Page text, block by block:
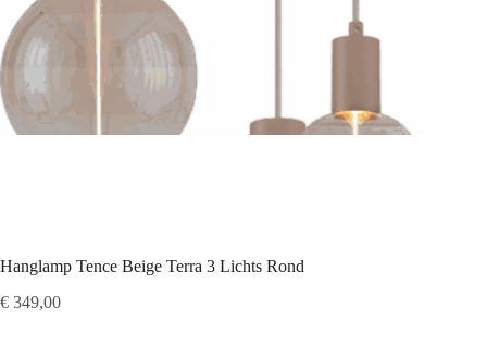
Hanglamp Tence Beige Terra 3 Lichts Rond
€ 349,00